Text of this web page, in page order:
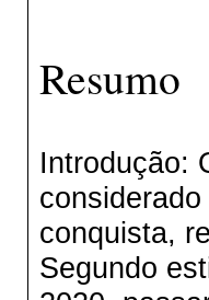
Resumo
Introdução:
conquista,
Segundo